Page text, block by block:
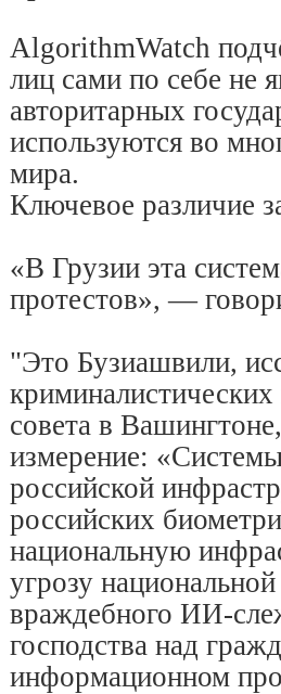
AlgorithmWatch
лиц сами по себе не
авторитарных
используются во
мира.
Ключевое различие
«В Грузии эта
протестов», —
"Это Бузиашвили,
совета в
измерение:
российской
российских
национальную
угрозу
враждебного ИИ-
господства над
информационном